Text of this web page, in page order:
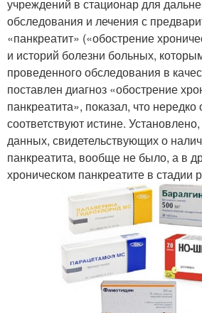
учреждений в стационар для
обследования и лечения с
«панкреатит» («обострение
и историй болезни больных,
проведенного обследования в
поставлен диагноз «обострение
панкреатита», показал, что
соответствуют истине.
данных, свидетельствующих о
панкреатита, вообще не было, а в
хроническом панкреатите в стадии